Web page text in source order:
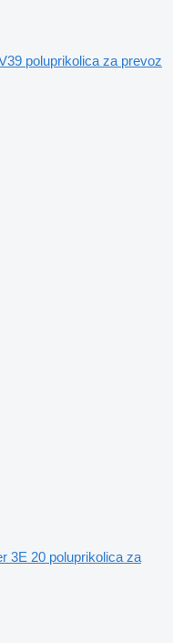
poluprikolica za prevoz
3E 20 poluprikolica za